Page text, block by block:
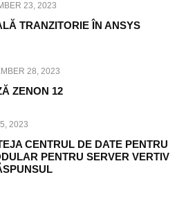
23, 2023
TRANZITORIE ÎN ANSYS
28, 2023
ZENON 12
2023
CENTRUL DE DATE PENTRU
PENTRU SERVER VERTIV